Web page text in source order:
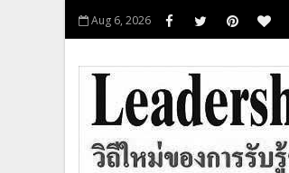
Aug 6, 2026